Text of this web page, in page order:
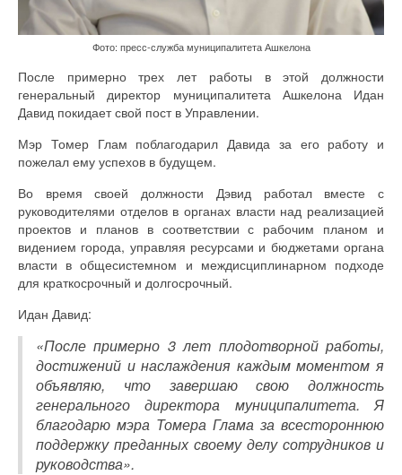
Фото: пресс-служба муниципалитета Ашкелона
После примерно трех лет работы в этой должности
генеральный директор муниципалитета Ашкелона Идан
Давид покидает свой пост в Управлении.
Мэр Томер Глам поблагодарил Давида за его работу и
пожелал ему успехов в будущем.
Во время своей должности Дэвид работал вместе с
руководителями отделов в органах власти над реализацией
проектов и планов в соответствии с рабочим планом и
видением города, управляя ресурсами и бюджетами органа
власти в общесистемном и междисциплинарном подходе
для краткосрочный и долгосрочный.
Идан Давид:
«После примерно 3 лет плодотворной работы,
достижений и наслаждения каждым моментом я
объявляю, что завершаю свою должность
генерального директора муниципалитета. Я
благодарю мэра Томера Глама за всестороннюю
поддержку преданных своему делу сотрудников и
руководства».